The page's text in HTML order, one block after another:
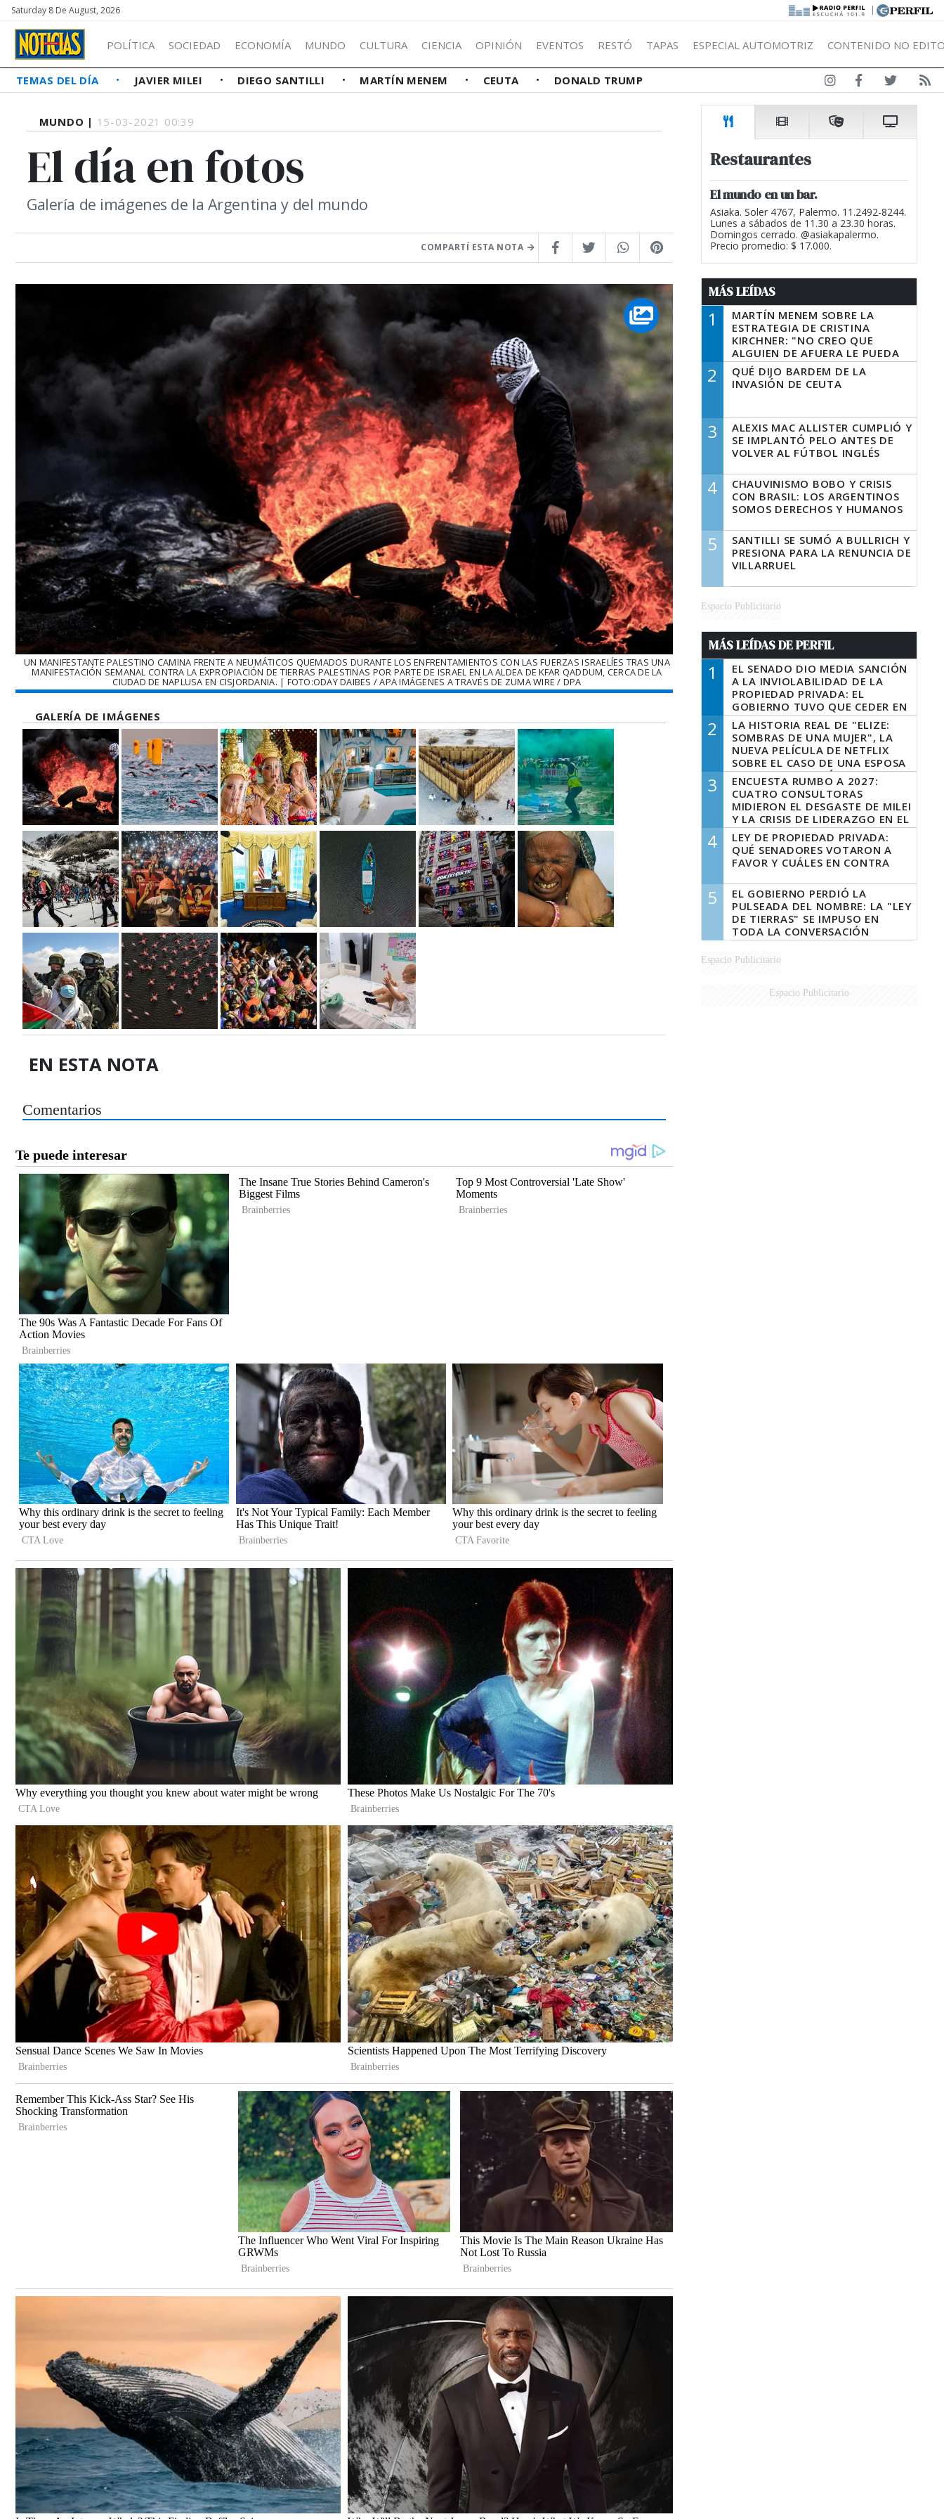
Saturday 8 De August, 2026 |
POLÍTICA SOCIEDAD ECONOMÍA MUNDO CULTURA CIENCIA OPINIÓN EVENTOS RESTÓ TAPAS ESPECIAL AUTOMOTRIZ CONTENIDO NO
TEMAS DEL DÍA JAVIER MILEI DIEGO SANTILLI MARTÍN MENEM CEUTA DONALD TRUMP
MUNDO | 15-03-2021 00:39
El día en fotos
Galería de imágenes de la Argentina y del mundo
COMPARTÍ ESTA NOTA
UN MANIFESTANTE PALESTINO CAMINA FRENTE A NEUMÁTICOS QUEMADOS DURANTE LOS ENFRENTAMIENTOS CON LAS FUERZAS ISRAELÍES TRAS UNA
MANIFESTACIÓN SEMANAL CONTRA LA EXPROPIACIÓN DE TIERRAS PALESTINAS POR PARTE DE ISRAEL EN LA ALDEA DE KFAR QADDUM, CERCA DE LA
CIUDAD DE NAPLUSA EN CISJORDANIA. | FOTO:ODAY DAIBES / APA IMÁGENES A TRAVÉS DE ZUMA WIRE / DPA
GALERÍA DE IMÁGENES
EN ESTA NOTA
Comentarios
Restaurantes
El mundo en un bar.
Asiaka. Soler 4767, Palermo. 11.2492-8244.
Lunes a sábados de 11.30 a 23.30 horas.
Domingos cerrado. @asiakapalermo.
Precio promedio: $ 17.000.
MÁS LEÍDAS
1
MARTÍN MENEM SOBRE LA
ESTRATEGIA DE CRISTINA
KIRCHNER: "NO CREO QUE
ALGUIEN DE AFUERA LE PUEDA
DECIR A LA JUSTICIA LO QUE
TIENE QUE HACER"
2
QUÉ DIJO BARDEM DE LA
INVASIÓN DE CEUTA
3
ALEXIS MAC ALLISTER CUMPLIÓ Y
SE IMPLANTÓ PELO ANTES DE
VOLVER AL FÚTBOL INGLÉS
4
CHAUVINISMO BOBO Y CRISIS
CON BRASIL: LOS ARGENTINOS
SOMOS DERECHOS Y HUMANOS
5
SANTILLI SE SUMÓ A BULLRICH Y
PRESIONA PARA LA RENUNCIA DE
VILLARRUEL
Espacio Publicitario
MÁS LEÍDAS DE PERFIL
1
EL SENADO DIO MEDIA SANCIÓN
A LA INVIOLABILIDAD DE LA
PROPIEDAD PRIVADA: EL
GOBIERNO TUVO QUE CEDER EN
LA LEY DEL MANEJO DEL FUEGO
2
LA HISTORIA REAL DE "ELIZE:
SOMBRAS DE UNA MUJER", LA
NUEVA PELÍCULA DE NETFLIX
SOBRE EL CASO DE UNA ESPOSA
QUE DESCUARTIZÓ A SU
MARIDO
3
ENCUESTA RUMBO A 2027:
CUATRO CONSULTORAS
MIDIERON EL DESGASTE DE MILEI
Y LA CRISIS DE LIDERAZGO EN EL
PERONISMO
4
LEY DE PROPIEDAD PRIVADA:
QUÉ SENADORES VOTARON A
FAVOR Y CUÁLES EN CONTRA
5
EL GOBIERNO PERDIÓ LA
PULSEADA DEL NOMBRE: LA "LEY
DE TIERRAS" SE IMPUSO EN
TODA LA CONVERSACIÓN
DIGITAL
Espacio Publicitario
Espacio Publicitario